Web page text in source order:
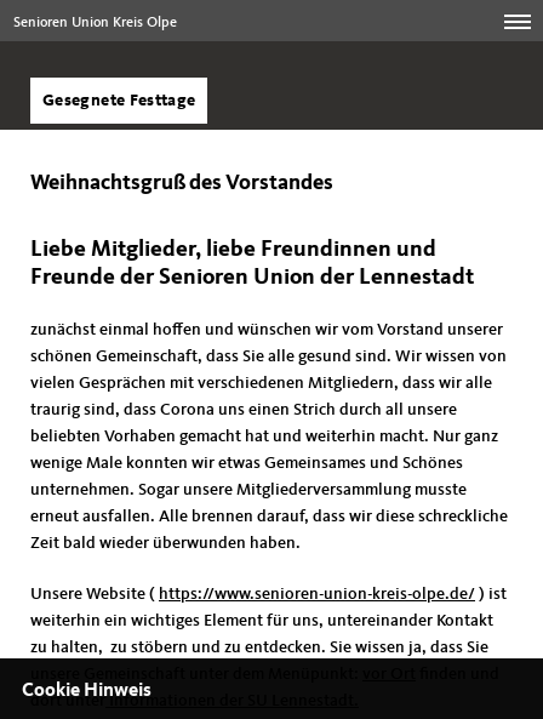
Senioren Union Kreis Olpe
Gesegnete Festtage
Weihnachtsgruß des Vorstandes
Liebe Mitglieder, liebe Freundinnen und
Freunde der Senioren Union der Lennestadt
zunächst einmal hoffen und wünschen wir vom Vorstand unserer
schönen Gemeinschaft, dass Sie alle gesund sind. Wir wissen von
vielen Gesprächen mit verschiedenen Mitgliedern, dass wir alle
traurig sind, dass Corona uns einen Strich durch all unsere
beliebten Vorhaben gemacht hat und weiterhin macht. Nur ganz
wenige Male konnten wir etwas Gemeinsames und Schönes
unternehmen. Sogar unsere Mitgliederversammlung musste
erneut ausfallen. Alle brennen darauf, dass wir diese schreckliche
Zeit bald wieder überwunden haben.
Unsere Website ( https://www.senioren-union-kreis-olpe.de/ ) ist
weiterhin ein wichtiges Element für uns, untereinander Kontakt
zu halten, zu stöbern und zu entdecken. Sie wissen ja, dass Sie
dort unterInformationen der SU Lennestadt.
Cookie Hinweis